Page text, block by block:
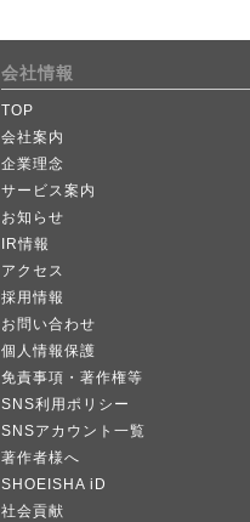
会社情報
TOP
会社案内
企業理念
サービス案内
お知らせ
IR情報
アクセス
採用情報
お問い合わせ
個人情報保護
免責事項・著作権等
SNS利用ポリシー
SNSアカウント一覧
著作者様へ
SHOEISHA iD
社会貢献